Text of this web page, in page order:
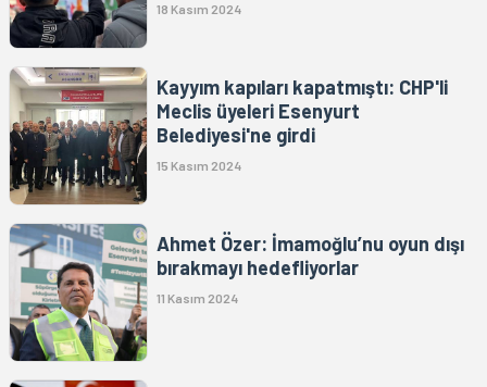
18 Kasım 2024
Kayyım kapıları kapatmıştı: CHP'li
Meclis üyeleri Esenyurt
Belediyesi'ne girdi
15 Kasım 2024
Ahmet Özer: İmamoğlu’nu oyun dışı
bırakmayı hedefliyorlar
11 Kasım 2024